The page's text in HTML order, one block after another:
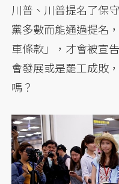
川普、川普提名了保
黨多數而能通過提名
車條款」，才會被宣
會發展或是罷工成敗
嗎？